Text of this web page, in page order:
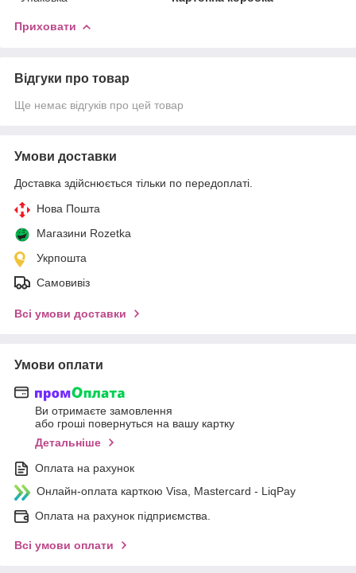
Приховати
Відгуки про товар
Ще немає відгуків про цей товар
Умови доставки
Доставка здійснюється тільки по передоплаті.
Нова Пошта
Магазини Rozetka
Укрпошта
Самовивіз
Всі умови доставки
Умови оплати
Ви отримаєте замовлення
або гроші повернуться на вашу картку
Детальніше
Оплата на рахунок
Онлайн-оплата карткою Visa, Mastercard - LiqPay
Оплата на рахунок підприємства.
Всі умови оплати